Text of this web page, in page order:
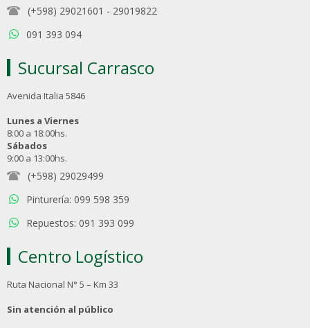
(+598) 29021601 - 29019822
091 393 094
Sucursal Carrasco
Avenida Italia 5846
Lunes a Viernes
8:00 a 18:00hs.
Sábados
9:00 a 13:00hs.
(+598) 29029499
Pinturería: 099 598 359
Repuestos: 091 393 099
Centro Logístico
Ruta Nacional N° 5 – Km 33
Sin atención al público